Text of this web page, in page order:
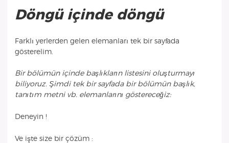
Döngü içinde döngü
Farklı yerlerden gelen elemanları tek bir sayfada
gösterelim.
Bir bölümün içinde başlıkların listesini oluşturmayı
biliyoruz. Şimdi tek bir sayfada bir bölümün başlık,
tanıtım metni vb. elemanlarını göstereceğiz:
Deneyin !
Ve işte size bir çözüm :